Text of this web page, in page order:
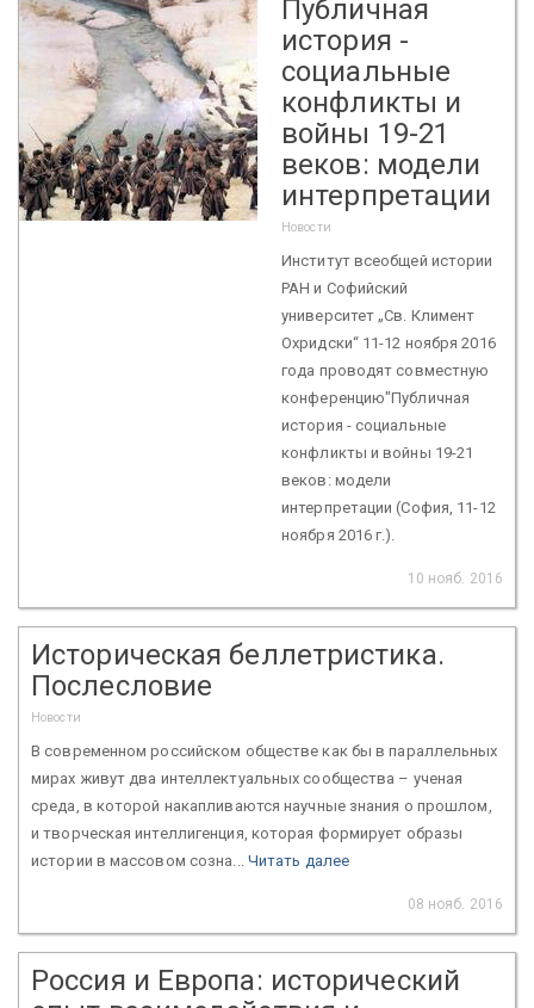
Публичная
история -
социальные
конфликты и
войны 19-21
веков: модели
интерпретации
Новости
Институт всеобщей истории
РАН и Софийский
университет „Св. Климент
Охридски“ 11-12 ноября 2016
года проводят совместную
конференцию"Публичная
история - социальные
конфликты и войны 19-21
веков: модели
интерпретации (София, 11-12
ноября 2016 г.).
10 нояб. 2016
Историческая беллетристика.
Послесловие
Новости
В современном российском обществе как бы в параллельных
мирах живут два интеллектуальных сообщества – ученая
среда, в которой накапливаются научные знания о прошлом,
и творческая интеллигенция, которая формирует образы
истории в массовом созна... Читать далее
08 нояб. 2016
Россия и Европа: исторический